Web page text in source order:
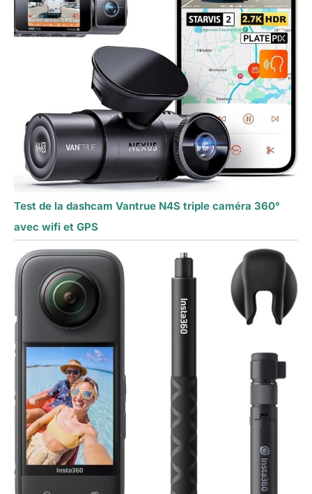
Test de la dashcam Vantrue N4S triple caméra 360°
avec wifi et GPS